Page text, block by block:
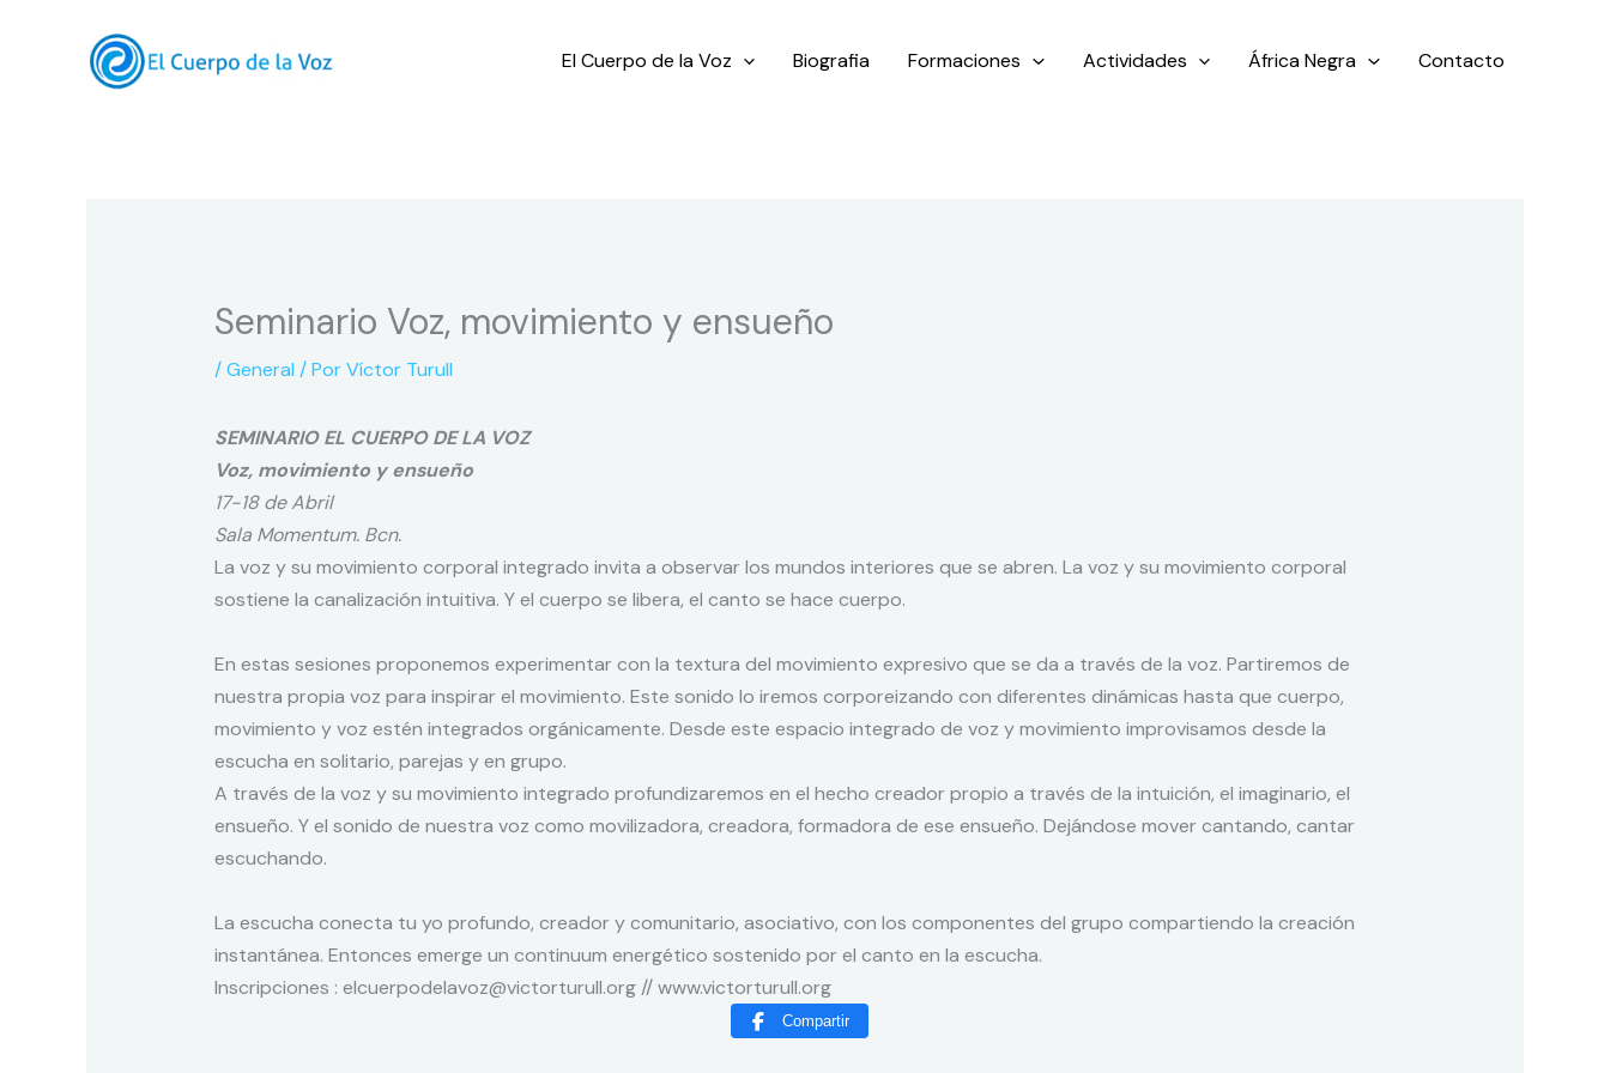
El Cuerpo de la Voz Biografia Formaciones Actividades África Negra Contacto
Seminario Voz, movimiento y ensueño
/General / PorVíctor Turull
SEMINARIO EL CUERPO DE LA VOZ
Voz, movimiento y ensueño
17-18 de Abril
Sala Momentum. Bcn.
La voz y su movimiento corporal integrado invita a observar los mundos interiores que se abren. La voz y su movimiento corporal
sostiene la canalización intuitiva. Y el cuerpo se libera, el canto se hace cuerpo.
En estas sesiones proponemos experimentar con la textura del movimiento expresivo que se da a través de la voz. Partiremos de
nuestra propia voz para inspirar el movimiento. Este sonido lo iremos corporeizando con diferentes dinámicas hasta que cuerpo,
movimiento y voz estén integrados orgánicamente. Desde este espacio integrado de voz y movimiento improvisamos desde la
escucha en solitario, parejas y en grupo.
A través de la voz y su movimiento integrado profundizaremos en el hecho creador propio a través de la intuición, el imaginario, el
ensueño. Y el sonido de nuestra voz como movilizadora, creadora, formadora de ese ensueño. Dejándose mover cantando, cantar
escuchando.
La escucha conecta tu yo profundo, creador y comunitario, asociativo, con los componentes del grupo compartiendo la creación
instantánea. Entonces emerge un continuum energético sostenido por el canto en la escucha.
Inscripciones : elcuerpodelavoz@victorturull.org // www.victorturull.org
Compartir